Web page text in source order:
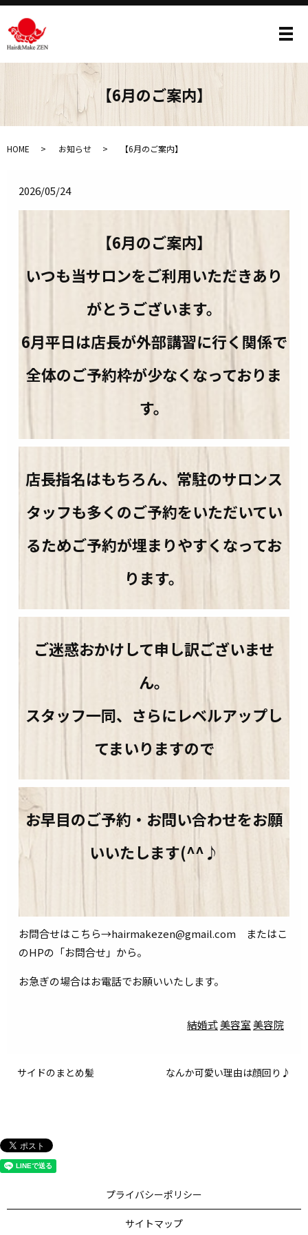
メ
【6月のご案内】
HOME お知らせ 【6月のご案内】
2026/05/24
【6月のご案内】
いつも当サロンをご利用いただきあり
がとうございます。
6月平日は店長が外部講習に行く関係で
全体のご予約枠が少なくなっておりま
す。
店長指名はもちろん、常駐のサロンス
タッフも多くのご予約をいただいてい
るためご予約が埋まりやすくなってお
ります。
ご迷惑おかけして申し訳ございませ
ん。
スタッフ一同、さらにレベルアップし
てまいりますので
お早目のご予約・お問い合わせをお願
いいたします(^^♪
お問合せはこちら→hairmakezen@gmail.com またはこ
のHPの「お問合せ」から。
お急ぎの場合はお電話でお願いいたします。
結婚式美容室美容院
サイドのまとめ髪 なんか可愛い理由は顔回り♪
プライバシーポリシー
サイトマップ